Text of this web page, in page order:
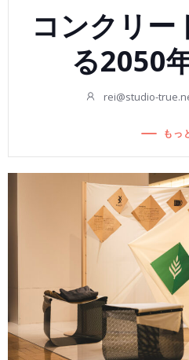
コンクリー
る2050
rei@studio-
もっ